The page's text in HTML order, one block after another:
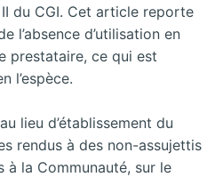
II du CGI. Cet article reporte
l’absence d’utilisation en
prestataire, ce qui est
l’espèce.
lieu d’établissement du
rendus à des non-assujettis
à la Communauté, sur le